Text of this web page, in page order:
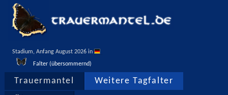
Stadium, Anfang August 2026 in
Falter (übersommernd)
Trauermantel Weitere Tagfalter